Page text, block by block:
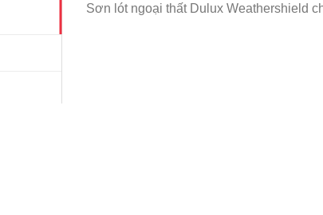
Sơn lót ngoại thất Dulux Weathershield